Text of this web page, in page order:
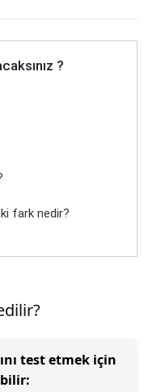
?
fark nedir?
test etmek için